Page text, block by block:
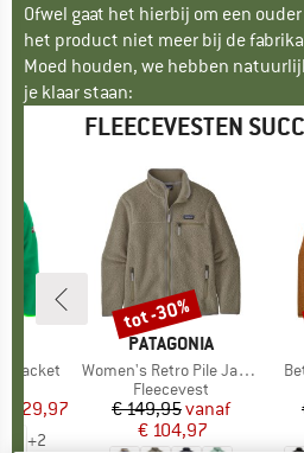
Ofwel gaat het hierbij om een
het product niet meer bij de
Moed houden, we hebben
je klaar staan:
FLEECEVESTEN
Jacket
prijs
€ 29,97
+2
MERK
PATAGONIA
Artikel
Women's Retro Pile Jacket
Productgroep
Fleecevest
Prijs
€ 149,95Verlaagde prijs
vanaf
€ 104,97
Korting
tot -30%